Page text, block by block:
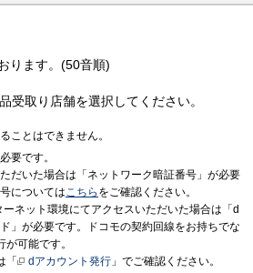
ります。(50音順)
受取り店舗を選択してください。
ことはできません。
要です。
だいた場合は「ネットワーク暗証番号」が必要
についてはこちら をご確認ください。
ネット環境にてアクセスいただいた場合は「d
」が必要です。ドコモの契約回線をお持ちでな
可能です。
「
dアカウント発行 」でご確認ください。